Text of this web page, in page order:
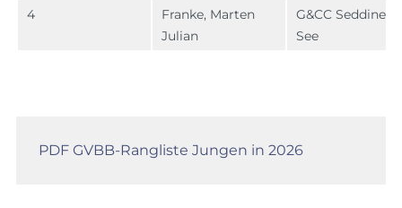
4
Franke, Marten
Julian
G&CC Seddiner
See
PDF GVBB-Rangliste Jungen in 2026